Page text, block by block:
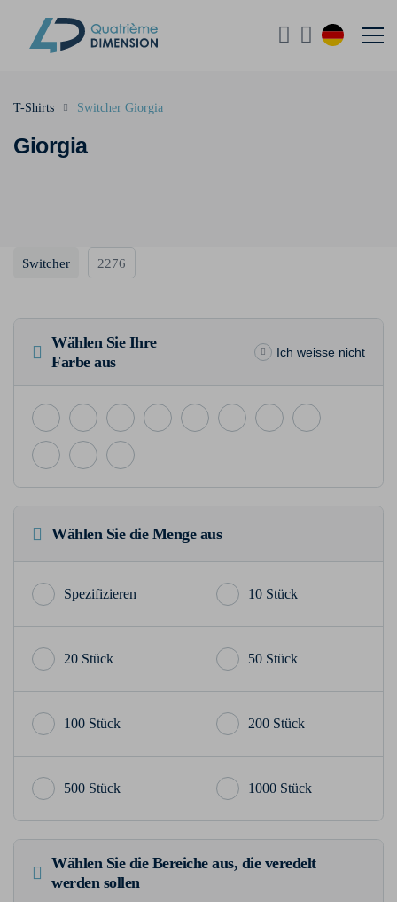
Giorgia
T-Shirts Switcher Giorgia
Switcher 2276
Wählen Sie Ihre
Farbe aus
Ich weisse nicht
Wählen Sie die Menge aus
10 Stück
20 Stück 50 Stück
100 Stück 200 Stück
500 Stück 1000 Stück
Wählen Sie die Bereiche aus, die veredelt
werden sollen